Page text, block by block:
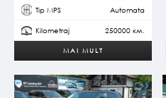
Tip MPS Automata
Kilometraj 250000 км.
MAI MULT